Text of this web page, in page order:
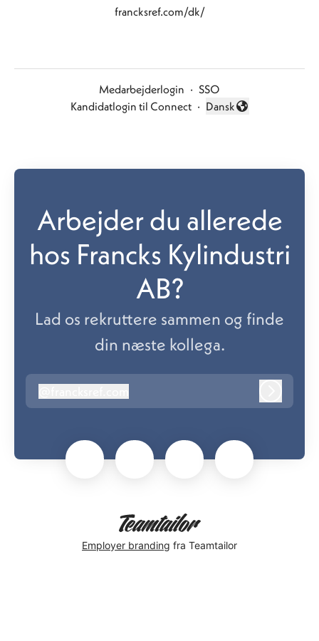
francksref.com/dk/
Medarbejderlogin · SSO
Kandidatlogin til Connect ·
Skift sprog
Dansk
Arbejder du allerede
hos Francks Kylindustri
AB?
Lad os rekruttere sammen og finde
din næste kollega.
francksref.com
Employer branding fra Teamtailor